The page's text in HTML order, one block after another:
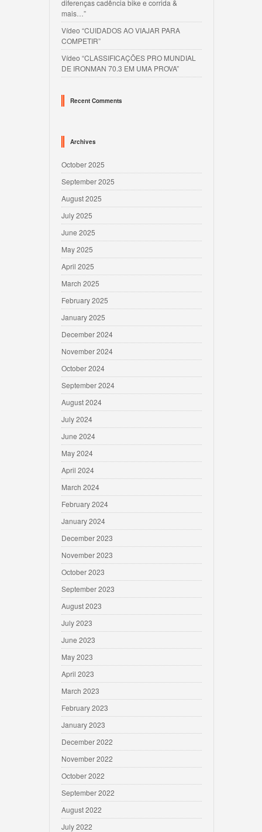
diferenças cadência bike e corrida &
mais…”
Vídeo “CUIDADOS AO VIAJAR PARA
COMPETIR”
Vídeo “CLASSIFICAÇÕES PRO MUNDIAL
DE IRONMAN 70.3 EM UMA PROVA”
Recent Comments
Archives
October 2025
September 2025
August 2025
July 2025
June 2025
May 2025
April 2025
March 2025
February 2025
January 2025
December 2024
November 2024
October 2024
September 2024
August 2024
July 2024
June 2024
May 2024
April 2024
March 2024
February 2024
January 2024
December 2023
November 2023
October 2023
September 2023
August 2023
July 2023
June 2023
May 2023
April 2023
March 2023
February 2023
January 2023
December 2022
November 2022
October 2022
September 2022
August 2022
July 2022